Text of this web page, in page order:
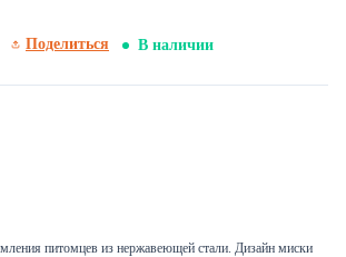
Поделиться В наличии
питомцев из нержавеющей стали. Дизайн миски